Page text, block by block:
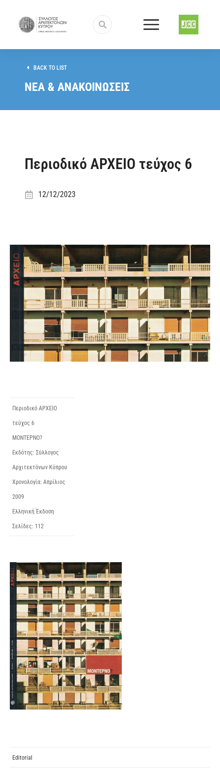
BACK TO LIST
ΝΕΑ & ΑΝΑΚΟΙΝΩΣΕΙΣ
Περιοδικό ΑΡΧΕΙΟ τεύχος 6
12/12/2023
Περιοδικό ΑΡΧΕΙΟ
τεύχος 6
ΜΟΝΤΕΡΝΟ?
Εκδότης: Σύλλογος
Αρχιτεκτόνων Κύπρου
Χρονολογία: Απρίλιος
2009
Ελληνική Έκδοση
Σελίδες: 112
Editorial